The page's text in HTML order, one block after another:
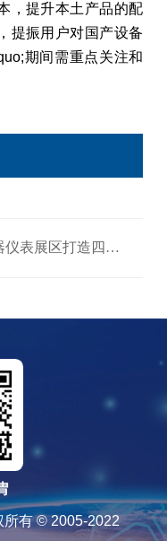
，提升本土产品的配
提振用户对国产设备
期间需重点关注和
仪表展区打造四位
所有 © 2005-2022